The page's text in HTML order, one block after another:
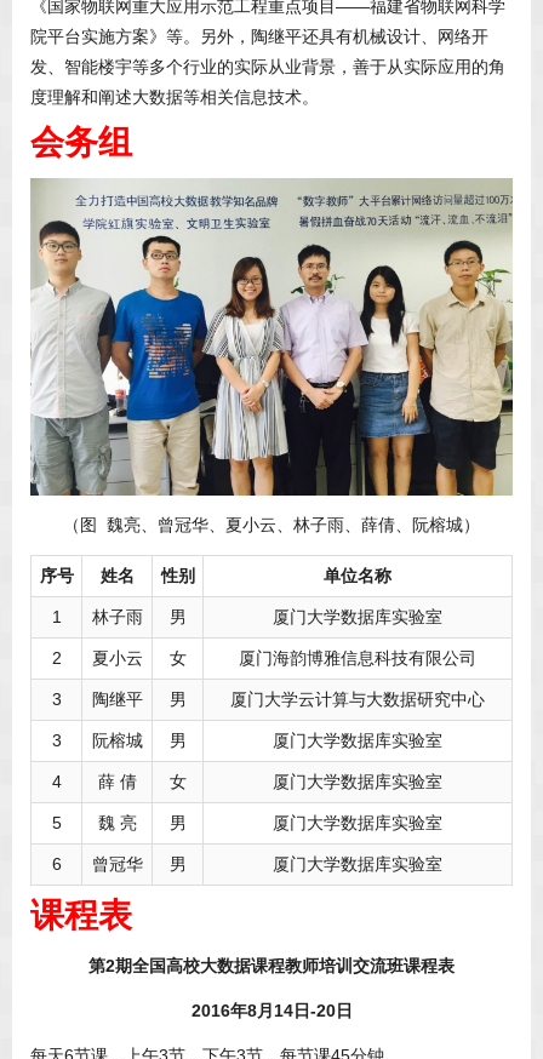
《国家物联网重大应用示范工程重点项目——福建省物联网科学
院平台实施方案》等。另外，陶继平还具有机械设计、网络开
发、智能楼宇等多个行业的实际从业背景，善于从实际应用的角
度理解和阐述大数据等相关信息技术。
会务组
（图 魏亮、曾冠华、夏小云、林子雨、薛倩、阮榕城）
序号 姓名 性别 单位名称
1 林子雨 男 厦门大学数据库实验室
2 夏小云 女 厦门海韵博雅信息科技有限公司
3 陶继平 男 厦门大学云计算与大数据研究中心
3 阮榕城 男 厦门大学数据库实验室
4 薛 倩 女 厦门大学数据库实验室
5 魏 亮 男 厦门大学数据库实验室
6 曾冠华 男 厦门大学数据库实验室
课程表
第2期全国高校大数据课程教师培训交流班课程表
2016年8月14日-20日